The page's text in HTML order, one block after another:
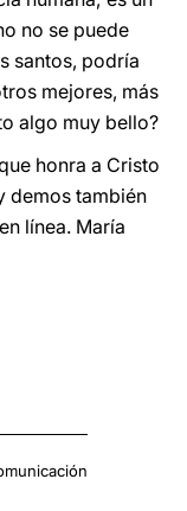
no se puede
santos, podría
mejores, más
algo muy bello?
honra a Cristo
demos también
línea. María